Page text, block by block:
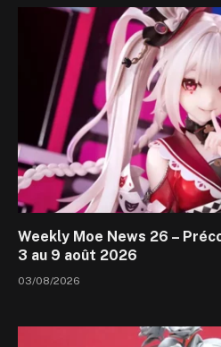
Weekly Moe News 26 –
3 au 9 août 2026
03/08/2026